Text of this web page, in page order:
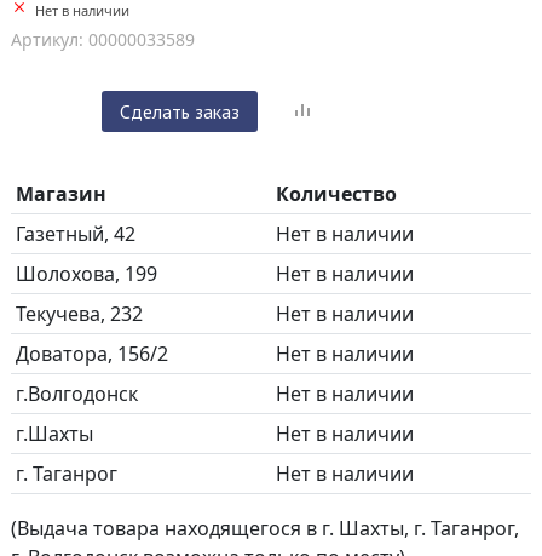
Нет в наличии
Артикул: 00000033589
Сделать заказ
Магазин
Количество
Газетный, 42
Нет в наличии
Шолохова, 199
Нет в наличии
Текучева, 232
Нет в наличии
Доватора, 156/2
Нет в наличии
г.Волгодонск
Нет в наличии
г.Шахты
Нет в наличии
г. Таганрог
Нет в наличии
(Выдача товара находящегося в г. Шахты, г. Таганрог,